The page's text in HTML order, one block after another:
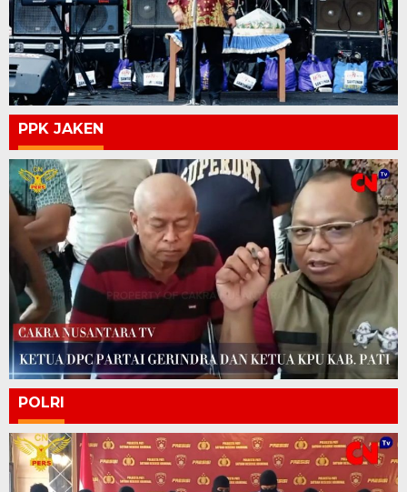
PPK JAKEN
POLRI